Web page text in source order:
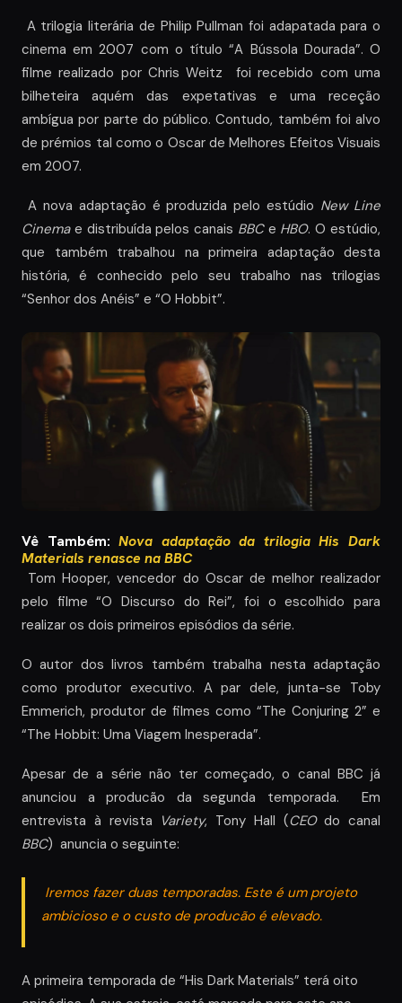
A trilogia literária de Philip Pullman foi adapatada para o
cinema em 2007 com o título “A Bússola Dourada”. O
filme realizado por Chris Weitz foi recebido com uma
bilheteira aquém das expetativas e uma receção
ambígua por parte do público. Contudo, também foi alvo
de prémios tal como o Oscar de Melhores Efeitos Visuais
em 2007.
A nova adaptação é produzida pelo estúdio New Line
Cinemae distribuída pelos canais BBCe HBO. O estúdio,
que também trabalhou na primeira adaptação desta
história, é conhecido pelo seu trabalho nas trilogias
“Senhor dos Anéis” e “O Hobbit”.
Vê Também: Nova adaptação da trilogia His Dark
Materials renasce na BBC
Tom Hooper, vencedor do Oscar de melhor realizador
pelo filme “O Discurso do Rei”, foi o escolhido para
realizar os dois primeiros episódios da série.
O autor dos livros também trabalha nesta adaptação
como produtor executivo. A par dele, junta-se Toby
Emmerich, produtor de filmes como “The Conjuring 2” e
“The Hobbit: Uma Viagem Inesperada”.
Apesar de a série não ter começado, o canal BBC já
anunciou a producão da segunda temporada. Em
entrevista à revista Variety, Tony Hall (CEOdo canal
BBC) anuncia o seguinte:
Iremos fazer duas temporadas. Este é um projeto
ambicioso e o custo de producão é elevado.
A primeira temporada de “His Dark Materials” terá oito